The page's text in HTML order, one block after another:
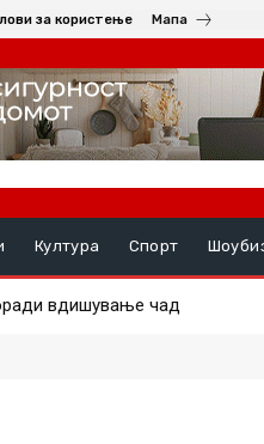
за користење Мапа
Култура Спорт
вдишување чад
од кои еден тешко